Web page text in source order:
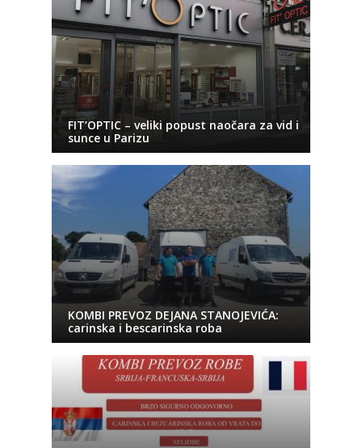
FIT’OPTIC – veliki popust naočara za vid i
sunce u Parizu
KOMBI PREVOZ DEJANA STANOJEVIĆA:
carinska i bescarinska roba